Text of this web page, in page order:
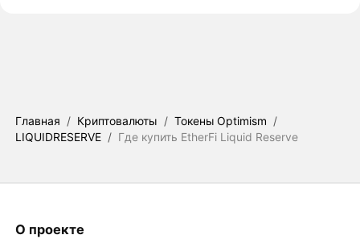
Главная / Криптовалюты / Токены Optimism /
LIQUIDRESERVE / Где купить EtherFi Liquid Reserve
О проекте